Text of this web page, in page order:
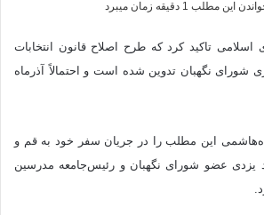
این مطلب 1 دقیقه زمان میبرد
تاکید کرد که طرح اصلاح قانون انتخابات
شورای نگهبان تدوین شده است و احتمالاً آذرماه
این مطلب را در جریان سفر خود به قم و
یزدی عضو شورای نگهبان و رئیس‌‌جامعه مدرسین